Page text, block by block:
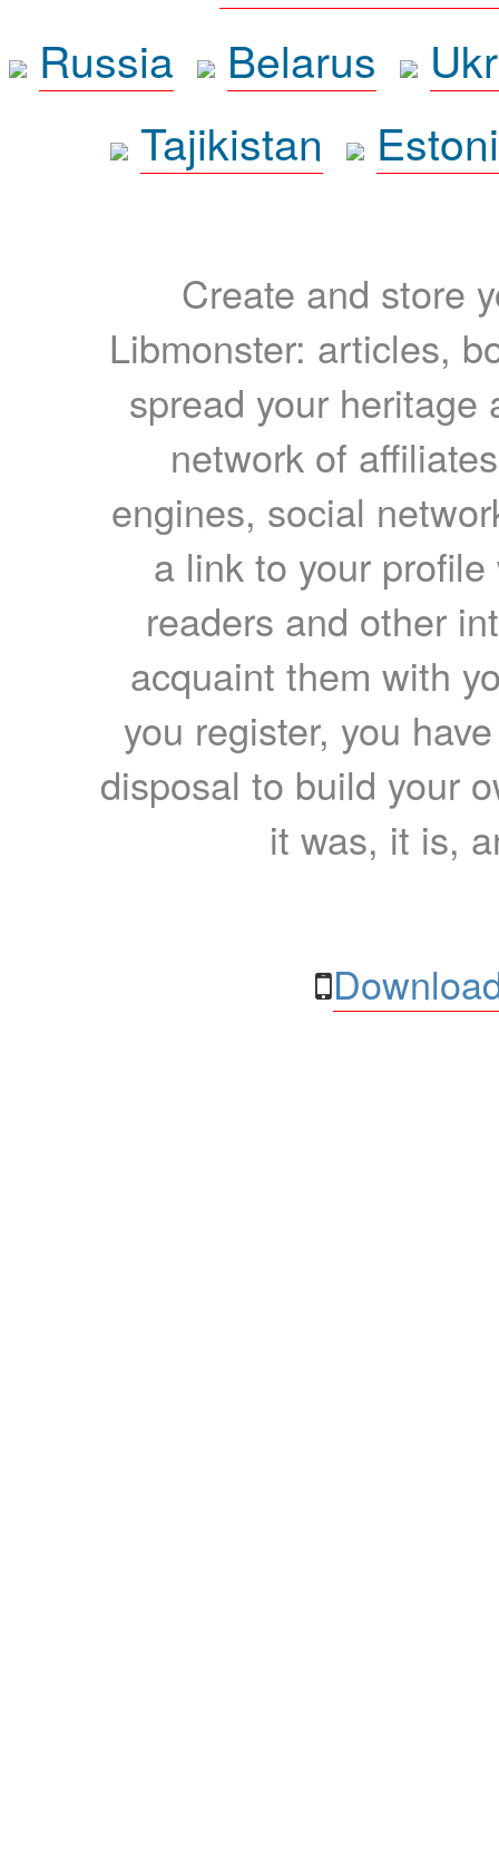
Russia
Belarus
Tajikistan
Create and store
Libmonster: articles,
spread your heritage
network of
engines, social
a link to your
readers and other
acquaint them with
you register, you
disposal to build your
it was, it is,